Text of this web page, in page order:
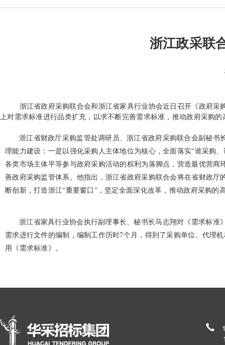
浙江政采联
浙江省政府采购联合会和浙江省家具行业协会近日召开《政府采购
上对需求标准进行品类扩充，以求不断完善需求标准，推动政府采购的
浙江省财政厅采购监管处调研员、浙江省政府采购联合会副秘
理能力建设：一是以强化采购人主体地位为核心，全面落实“谁采购
各类市场主体平等参与政府采购活动的权利为落脚点，营造最优营
善政府采购监管体系。他指出，浙江省政府采购联合会将在省财政
断创新，打造浙江“重要窗口”，坚定全面深化改革，推动政府采购的
浙江省家具行业协会执行副理事长、秘书长马志翔对《需求标
需求进行文件的编制，编制工作历时7个月，得到了采购单位、代理
用《需求标准》。